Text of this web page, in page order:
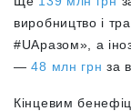
виробництво і
#UAразом», а
—48 млн грн за
Кінцевим